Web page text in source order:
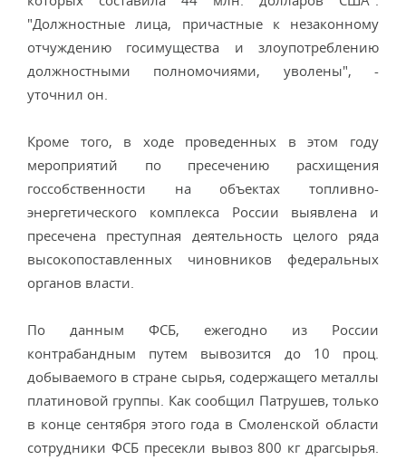
"Должностные лица, причастные к незаконному
отчуждению госимущества и злоупотреблению
должностными полномочиями, уволены", -
уточнил он.
Кроме того, в ходе проведенных в этом году
мероприятий по пресечению расхищения
госсобственности на объектах топливно-
энергетического комплекса России выявлена и
пресечена преступная деятельность целого ряда
высокопоставленных чиновников федеральных
органов власти.
По данным ФСБ, ежегодно из России
контрабандным путем вывозится до 10 проц.
добываемого в стране сырья, содержащего металлы
платиновой группы. Как сообщил Патрушев, только
в конце сентября этого года в Смоленской области
сотрудники ФСБ пресекли вывоз 800 кг драгсырья.